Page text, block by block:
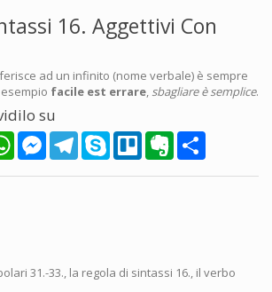
16. Aggettivi Con
ad un infinito (nome verbale) è sempre
facile est errare, sbagliare è semplice.
su
WhatsAppMessengerTelegramSkype Trello Evernote
31.-33., la regola di sintassi 16., il verbo